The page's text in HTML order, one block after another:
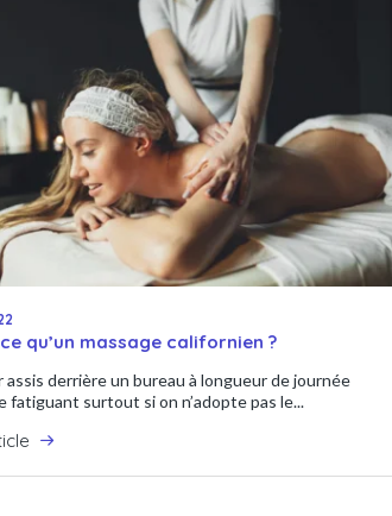
ce qu’un massage californien ?
assis derrière un bureau à longueur de journée
fatiguant surtout si on n’adopte pas le...